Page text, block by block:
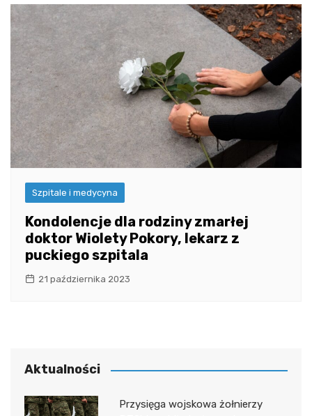
Szpitale i medycyna
Kondolencje dla rodziny zmarłej
doktor Wiolety Pokory, lekarz z
puckiego szpitala
21 października 2023
Aktualności
Przysięga wojskowa żołnierzy